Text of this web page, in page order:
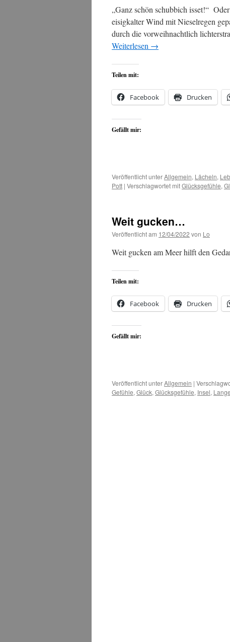
„Ganz schön schubbich isset!“
eisigkalter Wind mit Nieselregen
durch die vorweihnachtlich
Weiterlesen →
Teilen mit:
Facebook Drucken
Gefällt mir:
Veröffentlicht unterAllgemein, Lächeln,
Pott | Verschlagwortet mitGlücksgefühle,
Weit gucken…
Veröffentlicht am 12/04/2022 von Lo
Weit gucken am Meer hilft den
Teilen mit:
Facebook Drucken
Gefällt mir:
Veröffentlicht unterAllgemein |
Gefühle, Glück, Glücksgefühle, Insel,